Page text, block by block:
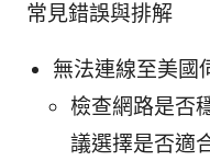
常見錯誤與排解
無法連線至美國
檢查網路是否
議選擇是否適